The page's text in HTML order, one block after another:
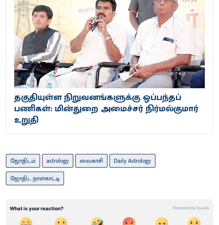
தகுதியுள்ள நிறுவனங்களுக்கு ஒப்பந்தப்
பணிகள்: மின்துறை அமைச்சர் நிர்மல்குமார்
உறுதி
ஜோதிடம் astrology வைகாசி
Daily Astrology
ஜோதிட நாள்காட்டி